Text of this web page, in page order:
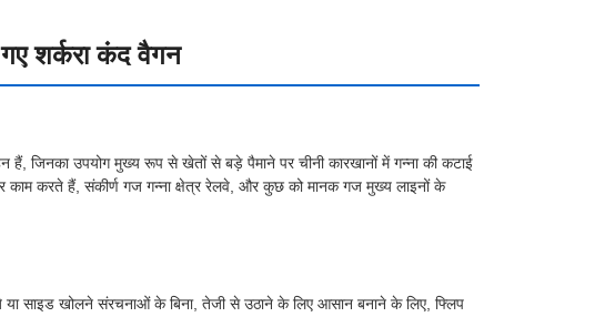
शर्करा कंद वैगन
हैं, जिनका उपयोग मुख्य रूप से खेतों से बड़े पैमाने पर चीनी कारखानों में गन्ना की कटाई
काम करते हैं, संकीर्ण गज गन्ना क्षेत्र रेलवे, और कुछ को मानक गज मुख्य लाइनों के
साइड खोलने संरचनाओं के बिना, तेजी से उठाने के लिए आसान बनाने के लिए, फ्लिप